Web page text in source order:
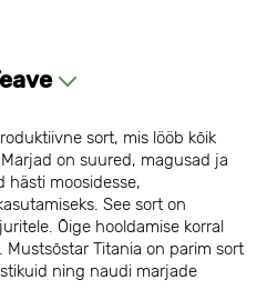
sort, mis lööb kõik
on suured, magusad ja
hästi moosidesse,
See sort on
Õige hooldamise korral
Titania on parim sort
ning naudi marjade